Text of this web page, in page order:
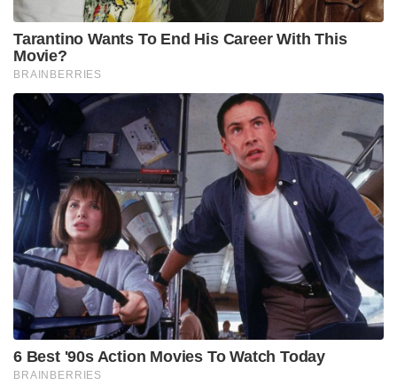
Tarantino Wants To End His Career With This
Movie?
BRAINBERRIES
6 Best '90s Action Movies To Watch Today
BRAINBERRIES